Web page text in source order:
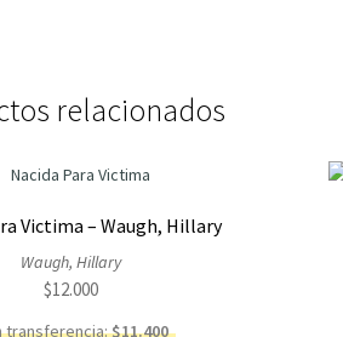
relacionados
Victima – Waugh, Hillary
Waugh, Hillary
$12.000
transferencia:$11.400